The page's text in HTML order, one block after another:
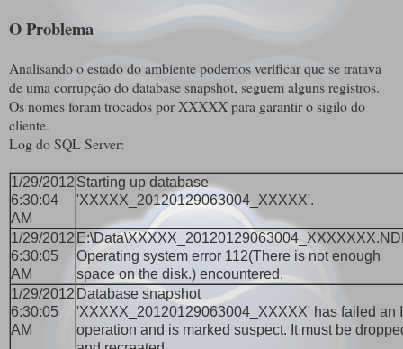
O Problema
Analisando o estado do ambiente podemos verificar que se tratava
de uma corrupção do database snapshot, seguem alguns registros.
Os nomes foram trocados por XXXXX para garantir o sigilo do
cliente.
Log do SQL Server:
1/29/2012
6:30:04
AM
Starting up database
'XXXXX_20120129063004_XXXXX'.
1/29/2012
6:30:05
AM
Operating system error 112(There is not enough
space on the disk.) encountered.
1/29/2012
6:30:05
AM
Database snapshot
'XXXXX_20120129063004_XXXXX' has failed an
operation and is marked suspect. It must be